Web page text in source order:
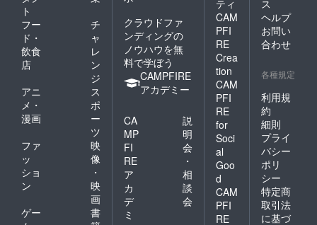
ト
フー
ド・
飲食
店
チ
ャ
レ
ン
ジ
アニ
メ・
漫画
ス
ポ
ー
ツ
ファ
ッ
ショ
ン
映
像
・
映
画
ゲー
書
クラウドファ
ンディングの
ノウハウを無
料で学ぼう
CAMPFIRE
アカデミー
CA
MP
FI
RE
ア
カ
デ
ミ
説
明
会
・
相
談
会
ティ
CAM
PFI
RE
Crea
tion
CAM
PFI
RE
for
Soci
al
Goo
d
CAM
PFI
RE
ス
ヘルプ
お問い
合わせ
各種規定
利用規
約
細則
プライ
バシー
ポリ
シー
特定商
取引法
に基づ